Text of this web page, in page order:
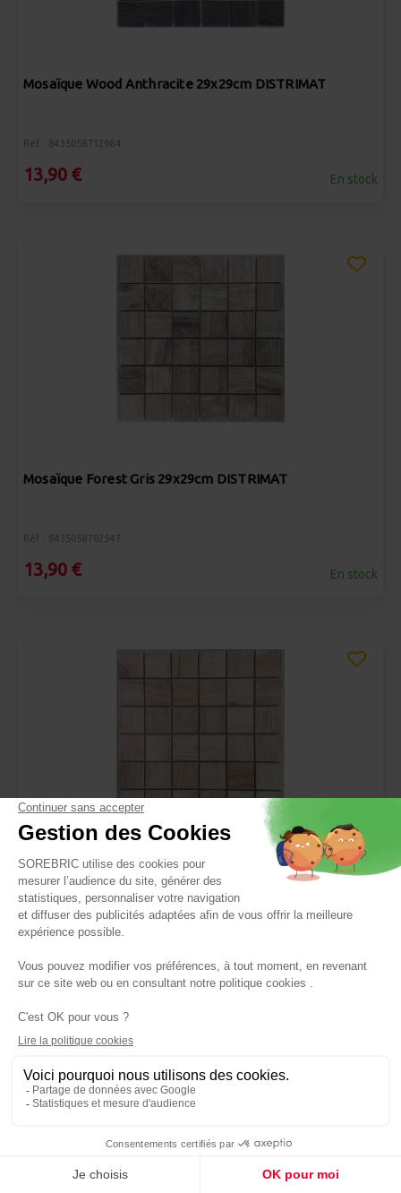
Mosaïque Wood Anthracite 29x29cm DISTRIMAT
Réf : 8435058712964
13,90 € En stock
Mosaïque Forest Gris 29x29cm DISTRIMAT
Réf : 8435058782547
13,90 € En stock
Mosaïque Forest Beige 29x29cm DISTRIMAT
Réf : 8435058782530
13,90 € En stock